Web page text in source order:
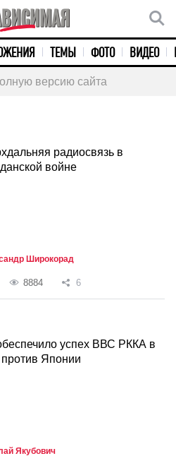
ТЕМЫ ФОТО ВИДЕО
версию сайта
радиосвязь в
войне
Широкорад
8884 6
успех ВВС РККА в
против Японии
Якубович